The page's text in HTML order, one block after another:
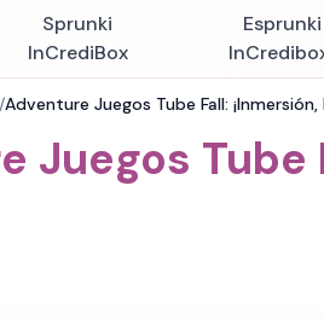
Sprunki
InCrediBox
Esprunki
/Adventure Juegos Tube Fall:
Juegos Tube